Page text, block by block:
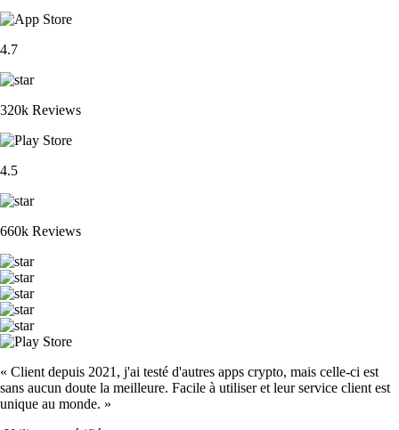
4.7
320k Reviews
4.5
660k Reviews
« Client depuis 2021, j'ai testé d'autres apps crypto, mais celle-ci est
sans aucun doute la meilleure. Facile à utiliser et leur service client est
unique au monde. »